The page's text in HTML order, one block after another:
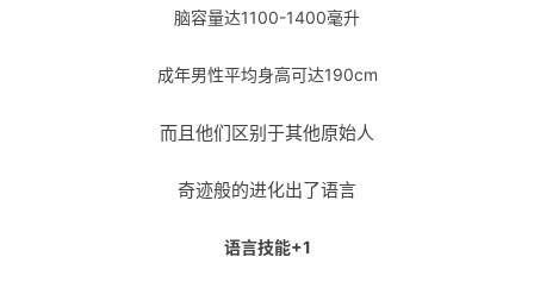
脑容量达1100-1400毫升
成年男性平均身高可达190cm
而且他们区别于其他原始人
奇迹般的进化出了语言
语言技能+1